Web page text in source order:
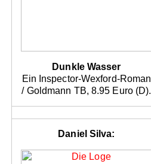
Dunkle Wasser
Ein Inspector-Wexford-Roman
/ Goldmann TB, 8.95 Euro (D).
Daniel Silva: